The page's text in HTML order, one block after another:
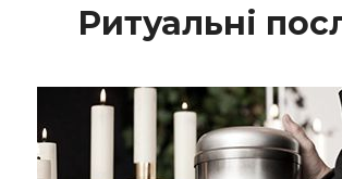
Ритуальні